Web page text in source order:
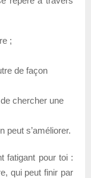
;
de façon
chercher une
peut s’améliorer.
fatigant pour toi :
qui peut finir par